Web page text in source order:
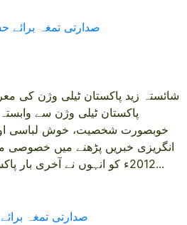
صدارتی تمغہ برائے
پاکستان ٹیلی وژن سے
خوبصورت شخصیت، خوش لباسی
2012ء کو انہوں نے آخری بار پاکستان ٹیلی ویڑن سے انگریزی...
صدارتی تمغہ